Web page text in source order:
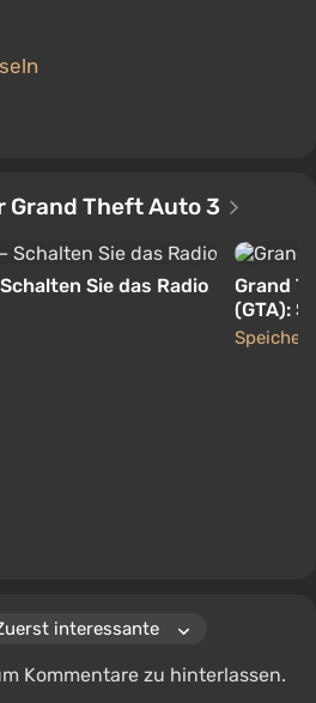
Grand Theft Auto 3
Sie das Radio
Grand
(GTA):
des
Kommentare zu hinterlassen.